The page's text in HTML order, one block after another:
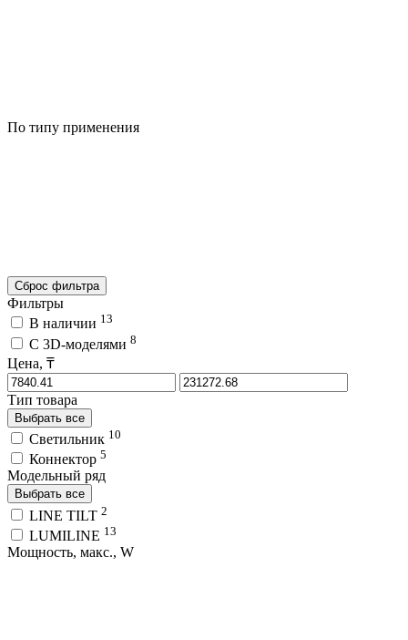
По типу применения
Сброс фильтра
Фильтры
В наличии 13
C 3D-моделями 8
Цена, ₸
Тип товара
Выбрать все
Светильник 10
Коннектор 5
Модельный ряд
Выбрать все
LINE TILT 2
LUMILINE 13
Мощность, макс., W